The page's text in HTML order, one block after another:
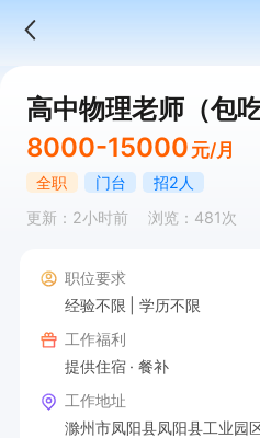
高中物理老师（包吃
8000-15000 元/月
全职 门台
招2人
更新：2小时前
浏览：481次
职位要求
经验不限
学历不限
工作福利
提供住宿
餐补
工作地址
滁州市凤阳县凤阳县工业园